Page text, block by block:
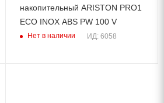
накопительный ARISTON PRO1
ECO INOX ABS PW 100 V
Нет в наличии ИД: 6058